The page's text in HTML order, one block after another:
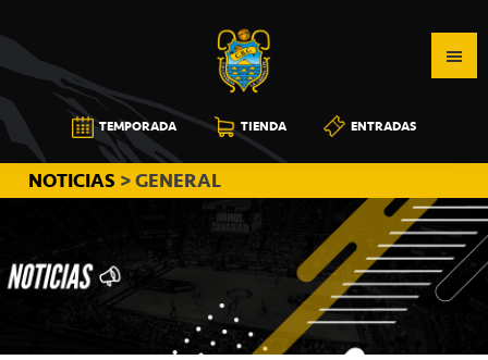
a
la
navegación
principal
al
contenido
principal
a
la
barra
lateral
principal
CB
CANARIAS
TEMPORADA TIENDA ENTRADAS
NOTICIAS > GENERAL